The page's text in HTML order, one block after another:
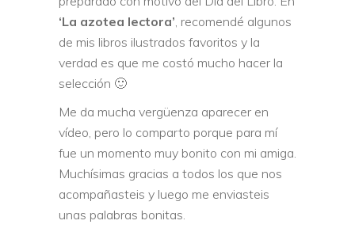
‘La azotea lectora’ , recomendé algunos
de mis libros ilustrados favoritos y la
verdad es que me costó mucho hacer la
selección 🙂
Me da mucha vergüenza aparecer en
vídeo, pero lo comparto porque para mí
fue un momento muy bonito con mi amiga.
Muchísimas gracias a todos los que nos
acompañasteis y luego me enviasteis
unas palabras bonitas.